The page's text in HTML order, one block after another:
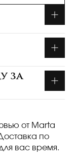
за
от Marta
по
вас время.